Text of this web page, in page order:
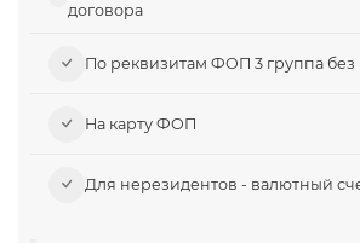
договора
По реквизитам ФОП 3 группа
На карту ФОП
Для нерезидентов - валютный